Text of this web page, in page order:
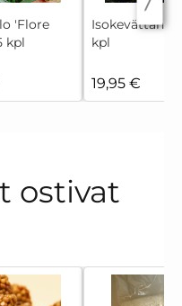
'Flore
kpl
Isokevättähti
kpl
19,95 €
ostivat